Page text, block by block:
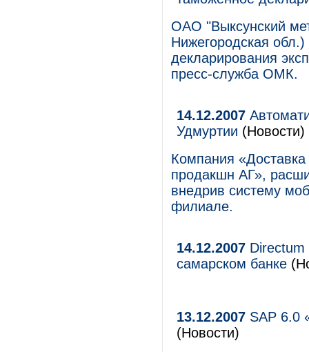
ОАО "Выксунский
Нижегородская
декларирования
пресс-служба ОМК.
14.12.2007
Удмуртии (Новости)
Компания
продакшн АГ»,
внедрив систему
филиале.
14.12.2007 Directum
самарском банке
13.12.2007 SAP 6.0
(Новости)